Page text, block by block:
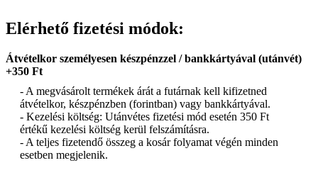
Elérhető fizetési módok:
Átvételkor személyesen készpénzzel / bankkártyával (utánvét)
+350 Ft
- A megvásárolt termékek árát a futárnak kell kifizetned
átvételkor, készpénzben (forintban) vagy bankkártyával.
- Kezelési költség: Utánvétes fizetési mód esetén 350 Ft
értékű kezelési költség kerül felszámításra.
- A teljes fizetendő összeg a kosár folyamat végén minden
esetben megjelenik.